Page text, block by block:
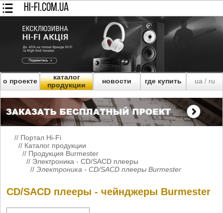
HI-FI.COM.UA
о проекте
каталог
продукции
новости где купить ua/ ru
// Портал Hi-Fi
// Каталог продукции
// Продукция Burmester
// Электроника - CD/SACD плееры
// Электроника - CD/SACD плееры Burmester
CD/SACD плееры - чейнджеры Burmester